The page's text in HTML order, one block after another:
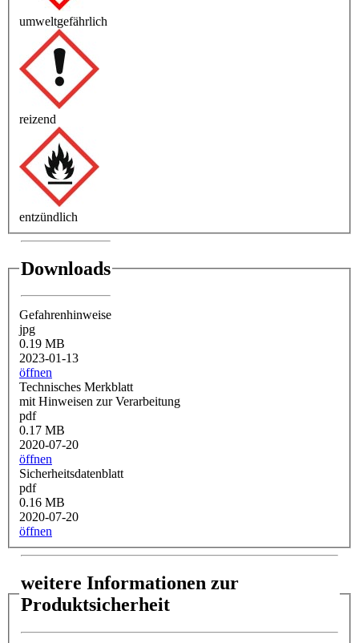
umweltgefährlich
reizend
entzündlich
Downloads
Gefahrenhinweise
jpg
0.19 MB
2023-01-13
öffnen
Technisches Merkblatt
mit Hinweisen zur Verarbeitung
pdf
0.17 MB
2020-07-20
öffnen
Sicherheitsdatenblatt
pdf
0.16 MB
2020-07-20
öffnen
weitere Informationen zur
Produktsicherheit